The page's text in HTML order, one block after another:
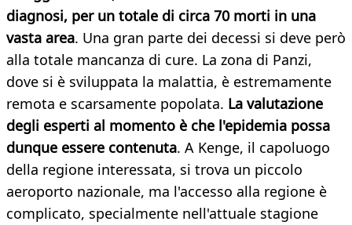
diagnosi, per un totale di circa 70 morti in una
vasta area. Una gran parte dei decessi si deve però
alla totale mancanza di cure. La zona di Panzi,
dove si è sviluppata la malattia, è estremamente
remota e scarsamente popolata. La valutazione
degli esperti al momento è che l'epidemia possa
dunque essere contenuta. A Kenge, il capoluogo
della regione interessata, si trova un piccolo
aeroporto nazionale, ma l'accesso alla regione è
complicato, specialmente nell'attuale stagione